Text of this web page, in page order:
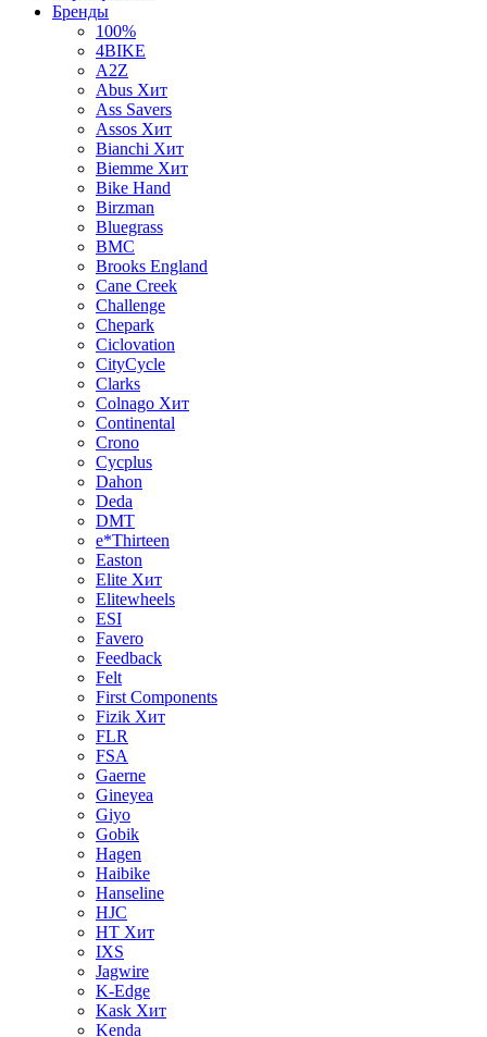
Бренды
100%
4BIKE
A2Z
Abus Хит
Ass Savers
Assos Хит
Bianchi Хит
Biemme Хит
Bike Hand
Birzman
Bluegrass
BMC
Brooks England
Cane Creek
Challenge
Chepark
Ciclovation
CityCycle
Clarks
Colnago Хит
Continental
Crono
Cycplus
Dahon
Deda
DMT
e*Thirteen
Easton
Elite Хит
Elitewheels
ESI
Favero
Feedback
Felt
First Components
Fizik Хит
FLR
FSA
Gaerne
Gineyea
Giyo
Gobik
Hagen
Haibike
Hanseline
HJC
HT Хит
IXS
Jagwire
K-Edge
Kask Хит
Kenda